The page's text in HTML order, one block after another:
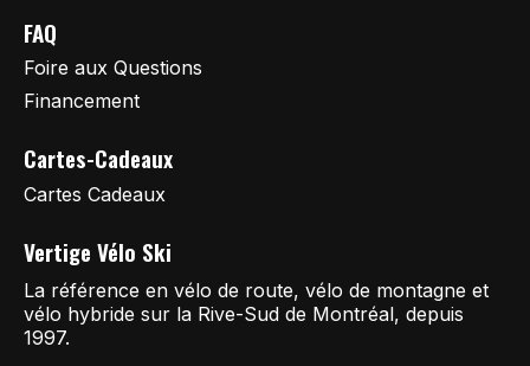
FAQ
Foire aux Questions
Financement
Cartes-Cadeaux
Cartes Cadeaux
Vertige Vélo Ski
La référence en vélo de route, vélo de montagne et
vélo hybride sur la Rive-Sud de Montréal, depuis
1997.